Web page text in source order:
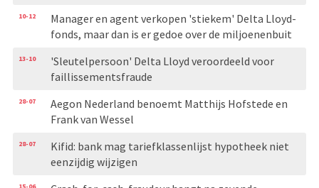
10-12
Manager en agent verkopen 'stiekem' Delta Lloyd-
fonds, maar dan is er gedoe over de miljoenenbuit
13-10
'Sleutelpersoon' Delta Lloyd veroordeeld voor
faillissementsfraude
28-07
Aegon Nederland benoemt Matthijs Hofstede en
Frank van Wessel
28-07
Kifid: bank mag tariefklassenlijst hypotheek niet
eenzijdig wijzigen